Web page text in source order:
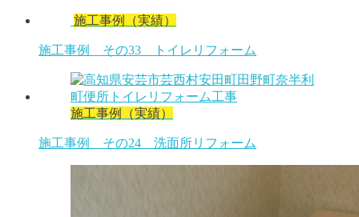
施工事例（実績）
施工事例 その33 トイレリフォーム
施工事例（実績）
施工事例 その24 洗面所リフォーム